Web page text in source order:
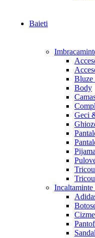
Baieti
Bluze
Body
Geci
Incaltaminte